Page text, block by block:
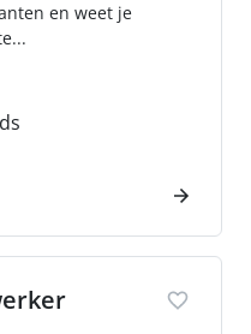
en weet je